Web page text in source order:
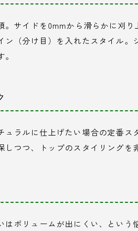
サイドを0mmから滑らかに刈り
（分け目）を入れたスタイル。
ュラルに仕上げたい場合の定番ス
しつつ、トップのスタイリングを
はボリュームが出にくい、という